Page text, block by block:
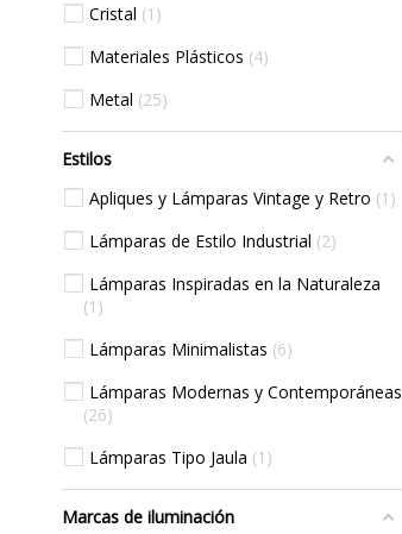
Cristal 1
Materiales Plásticos 4
Metal 25
Estilos
Apliques y Lámparas Vintage y Retro 1
Lámparas de Estilo Industrial 2
Lámparas Inspiradas en la Naturaleza
1
Lámparas Minimalistas 6
Lámparas Modernas y Contemporáneas
26
Lámparas Tipo Jaula 1
Marcas de iluminación